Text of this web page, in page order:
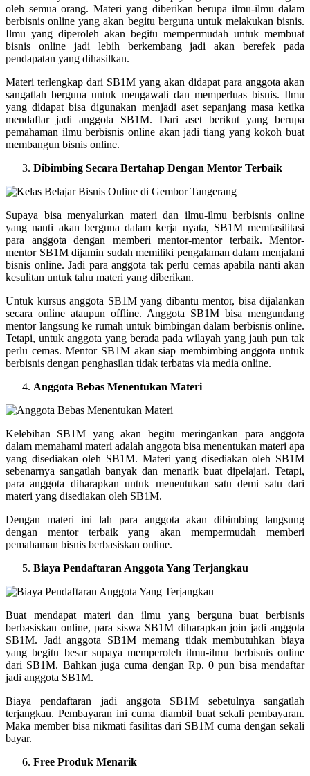
oleh semua orang. Materi yang diberikan berupa ilmu-ilmu dalam
berbisnis online yang akan begitu berguna untuk melakukan bisnis.
Ilmu yang diperoleh akan begitu mempermudah untuk membuat
bisnis online jadi lebih berkembang jadi akan berefek pada
pendapatan yang dihasilkan.
Materi terlengkap dari SB1M yang akan didapat para anggota akan
sangatlah berguna untuk mengawali dan memperluas bisnis. Ilmu
yang didapat bisa digunakan menjadi aset sepanjang masa ketika
mendaftar jadi anggota SB1M. Dari aset berikut yang berupa
pemahaman ilmu berbisnis online akan jadi tiang yang kokoh buat
membangun bisnis online.
Dibimbing Secara Bertahap Dengan Mentor Terbaik
Supaya bisa menyalurkan materi dan ilmu-ilmu berbisnis online
yang nanti akan berguna dalam kerja nyata, SB1M memfasilitasi
para anggota dengan memberi mentor-mentor terbaik. Mentor-
mentor SB1M dijamin sudah memiliki pengalaman dalam menjalani
bisnis online. Jadi para anggota tak perlu cemas apabila nanti akan
kesulitan untuk tahu materi yang diberikan.
Untuk kursus anggota SB1M yang dibantu mentor, bisa dijalankan
secara online ataupun offline. Anggota SB1M bisa mengundang
mentor langsung ke rumah untuk bimbingan dalam berbisnis online.
Tetapi, untuk anggota yang berada pada wilayah yang jauh pun tak
perlu cemas. Mentor SB1M akan siap membimbing anggota untuk
berbisnis dengan penghasilan tidak terbatas via media online.
Anggota Bebas Menentukan Materi
Kelebihan SB1M yang akan begitu meringankan para anggota
dalam memahami materi adalah anggota bisa menentukan materi apa
yang disediakan oleh SB1M. Materi yang disediakan oleh SB1M
sebenarnya sangatlah banyak dan menarik buat dipelajari. Tetapi,
para anggota diharapkan untuk menentukan satu demi satu dari
materi yang disediakan oleh SB1M.
Dengan materi ini lah para anggota akan dibimbing langsung
dengan mentor terbaik yang akan mempermudah memberi
pemahaman bisnis berbasiskan online.
Biaya Pendaftaran Anggota Yang Terjangkau
Buat mendapat materi dan ilmu yang berguna buat berbisnis
berbasiskan online, para siswa SB1M diharapkan join jadi anggota
SB1M. Jadi anggota SB1M memang tidak membutuhkan biaya
yang begitu besar supaya memperoleh ilmu-ilmu berbisnis online
dari SB1M. Bahkan juga cuma dengan Rp. 0 pun bisa mendaftar
jadi anggota SB1M.
Biaya pendaftaran jadi anggota SB1M sebetulnya sangatlah
terjangkau. Pembayaran ini cuma diambil buat sekali pembayaran.
Maka member bisa nikmati fasilitas dari SB1M cuma dengan sekali
bayar.
Free Produk Menarik